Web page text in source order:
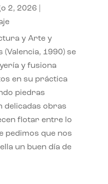
2, 2026
y Arte y
(Valencia, 1990) se
y fusiona
en su práctica
piedras
delicadas obras
flotar entre lo
pedimos que nos
un buen día de